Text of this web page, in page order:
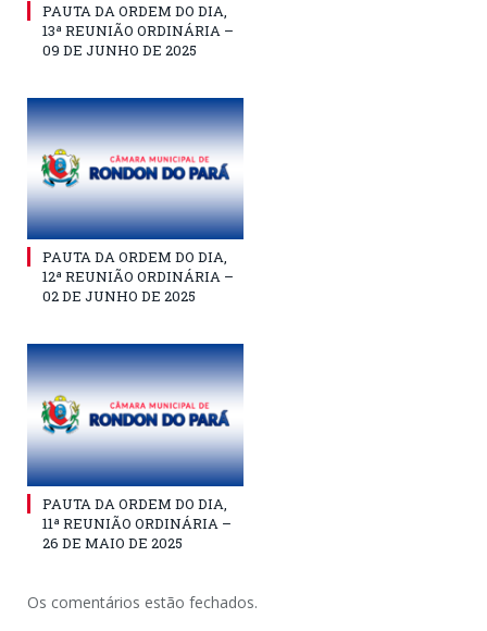
PAUTA DA ORDEM DO DIA,
13ª REUNIÃO ORDINÁRIA –
09 DE JUNHO DE 2025
PAUTA DA ORDEM DO DIA,
12ª REUNIÃO ORDINÁRIA –
02 DE JUNHO DE 2025
PAUTA DA ORDEM DO DIA,
11ª REUNIÃO ORDINÁRIA –
26 DE MAIO DE 2025
Os comentários estão fechados.